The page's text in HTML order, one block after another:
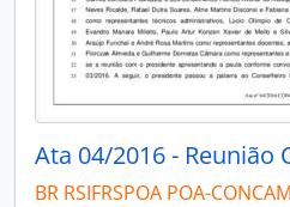
Ata 04/2016 - Reunião
BR RSIFRSPOA POA-